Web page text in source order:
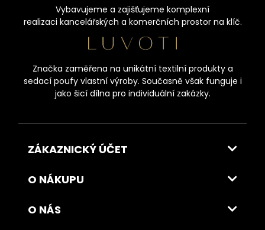
Vybavujeme a zajišťujeme komplexní
realizaci kancelářských a komerčních prostor na klíč.
Značka zaměřena na unikátní textilní produkty a
sedací poufy vlastní výroby. Současně však funguje i
jako šicí dílna pro individuální zakázky.
ZÁKAZNICKÝ ÚČET
O NÁKUPU
O NÁS